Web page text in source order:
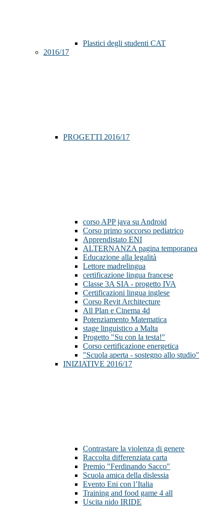
Plastici degli studenti CAT
2016/17
PROGETTI 2016/17
corso APP java su Android
Corso primo soccorso pediatrico
Apprendistato ENI
ALTERNANZA pagina temporanea
Educazione alla legalità
Lettore madrelingua
certificazione lingua francese
Classe 3A SIA - progetto IVA
Certificazioni lingua inglese
Corso Revit Architecture
All Plan e Cinema 4d
Potenziamento Matematica
stage linguistico a Malta
Progetto "Su con la testa!"
Corso certificazione energetica
"Scuola aperta - sostegno allo studio"
INIZIATIVE 2016/17
Contrastare la violenza di genere
Raccolta differenziata carta
Premio "Ferdinando Sacco"
Scuola amica della dislessia
Evento Eni con l’Italia
Training and food game 4 all
Uscita nido IRIDE